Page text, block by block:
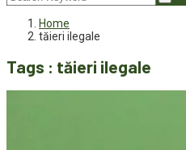
Home
tăieri ilegale
Tags : tăieri ilegale